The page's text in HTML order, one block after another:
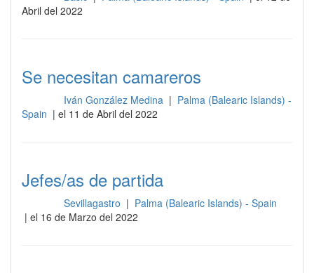
Abril del 2022
Se necesitan camareros
Iván González Medina | Palma (Balearic Islands) -
Spain | el 11 de Abril del 2022
Jefes/as de partida
Sevillagastro | Palma (Balearic Islands) - Spain
| el 16 de Marzo del 2022